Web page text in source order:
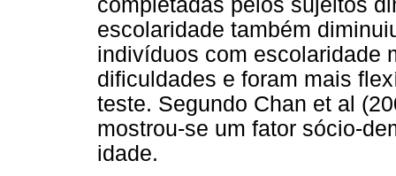
escolaridade também
indivíduos com escolaridade
dificuldades e foram mais
teste. Segundo Chan et al
mostrou-se um fator sócio-
idade.